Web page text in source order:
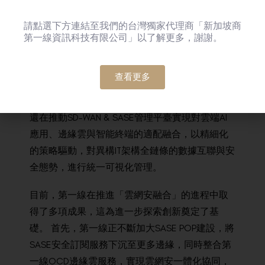
景，使攻擊平面呈指數級增長。 針對這一挑戰，
+邊緣雲+SD-WAN打造邊緣計算域。 基於雙域聯
動，實現邊緣AI與SASE能力靈活調度，幫助企業
還在推動SD-WAN & SASE管理平臺實現對雲端AI
應用、邊緣雲與智能終端的適配融合，以精細化
的策略驅動，對異構IT架構全鏈條的數據互聯與安
全態勢，進行統一可視化管理。
目前，第一線在推進「雲網安融合」的進程中取
得了多項成果，這為進一步探索創新奠定了基
礎。 首先，第一線正不斷加大SASE POP建設，將
SASE安全訂閱服務下沉至更多邊緣，同時整合第
一線OCD邊緣雲服務，實現雲網安一體化協同，
請點選下方連結至我們的台灣獨家代理商「新加坡商
第一線資訊科技有限公司」以了解更多，謝謝。
查看更多